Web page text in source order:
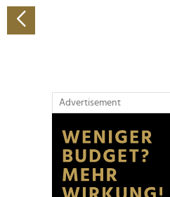
Partner führen diese
weiteren Daten zusammen, die
Advertisement